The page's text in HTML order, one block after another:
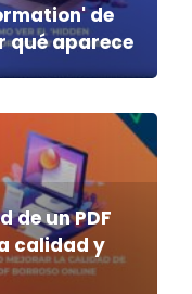
de
qué aparece
de un PDF
calidad y